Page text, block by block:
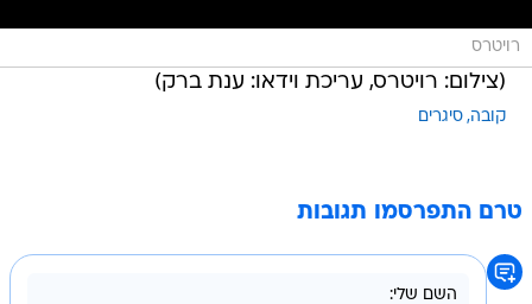
רויטרס
(צילום: רויטרס, עריכת וידאו: ענת ברק)
קובה סיגרים
טרם התפרסמו תגובות